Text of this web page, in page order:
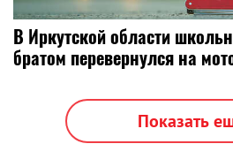
В Иркутской области
братом перевернулся на
Показать